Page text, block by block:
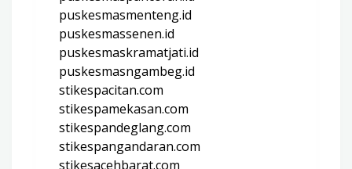
puskesmasmenteng.id
puskesmassenen.id
puskesmaskramatjati.id
puskesmasngambeg.id
stikespacitan.com
stikespamekasan.com
stikespandeglang.com
stikespangandaran.com
stikesacehbarat.com